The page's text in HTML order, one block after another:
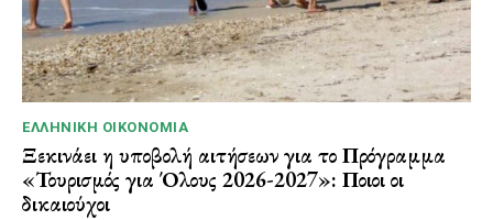
ΕΛΛΗΝΙΚΉ ΟΙΚΟΝΟΜΊΑ
Ξεκινάει η υποβολή αιτήσεων για το Πρόγραμμα
«Τουρισμός για Όλους 2026-2027»: Ποιοι οι
δικαιούχοι